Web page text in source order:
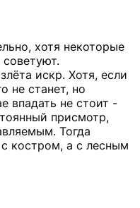
хотя некоторые
искр. Хотя, если
не станет, но
впадать не стоит -
присмотр,
Тогда
костром, а с лесным